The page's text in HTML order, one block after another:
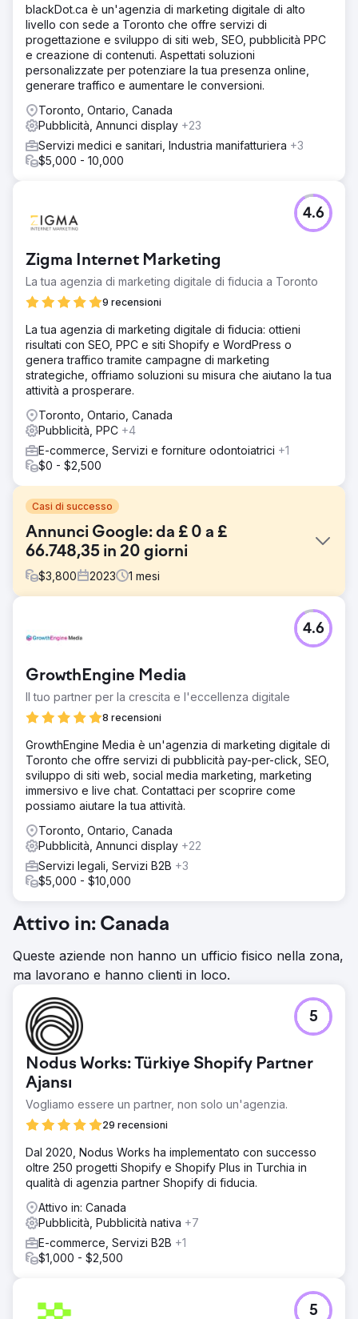
blackDot.ca è un'agenzia di marketing digitale di alto
livello con sede a Toronto che offre servizi di
progettazione e sviluppo di siti web, SEO, pubblicità PPC
e creazione di contenuti. Aspettati soluzioni
personalizzate per potenziare la tua presenza online,
generare traffico e aumentare le conversioni.
Toronto, Ontario, Canada
Pubblicità, Annunci display +23
Servizi medici e sanitari, Industria manifatturiera +3
$5,000 - 10,000
Zigma Internet Marketing
La tua agenzia di marketing digitale di fiducia a Toronto
9 recensioni
4.6
La tua agenzia di marketing digitale di fiducia: ottieni
risultati con SEO, PPC e siti Shopify e WordPress o
genera traffico tramite campagne di marketing
strategiche, offriamo soluzioni su misura che aiutano la tua
attività a prosperare.
Toronto, Ontario, Canada
Pubblicità, PPC +4
E-commerce, Servizi e forniture odontoiatrici +1
$0 - $2,500
Casi di successo
Annunci Google: da £ 0 a £
66.748,35 in 20 giorni
$3,800 2023 1 mesi
Prima della campagna Google Ads, l'azienda di eventi
lottava con scarsa visibilità, traffico organico limitato, forte
dovuto affrontare sfide mirate al pubblico giusto, una
generazione di lead incoerente e difficoltà nel misurare il
ROI. Con l'industria degli eventi
Prima di Google Ads: The Events Company aveva scarsa
visibilità nelle ricerche, traffico organico limitato, forti
concorrenti, problemi di budget e lead incoerenti. Dopo
Google Ads: migliore presenza sul mercato, traffico mirato
e aumento delle conversioni.
Risultato
Dopo aver implementato Google Ads, l'azienda di eventi
ha riscontrato una maggiore importanza sul mercato, un
aumento del traffico mirato, un aumento delle conversioni,
settore, ottenendo un vantaggio competitivo.
Vai alla pagina agenzia
GrowthEngine Media
Il tuo partner per la crescita e l'eccellenza digitale
8 recensioni
4.6
GrowthEngine Media è un'agenzia di marketing digitale di
Toronto che offre servizi di pubblicità pay-per-click, SEO,
sviluppo di siti web, social media marketing, marketing
immersivo e live chat. Contattaci per scoprire come
possiamo aiutare la tua attività.
Toronto, Ontario, Canada
Pubblicità, Annunci display +22
Servizi legali, Servizi B2B +3
$5,000 - $10,000
Attivo in: Canada
Queste aziende non hanno un ufficio fisico nella zona,
ma lavorano e hanno clienti in loco.
Nodus Works: Türkiye Shopify Partner
Ajansı
Vogliamo essere un partner, non solo un'agenzia.
29 recensioni
5
Dal 2020, Nodus Works ha implementato con successo
oltre 250 progetti Shopify e Shopify Plus in Turchia in
qualità di agenzia partner Shopify di fiducia.
Attivo in: Canada
Pubblicità, Pubblicità nativa +7
E-commerce, Servizi B2B +1
$1,000 - $2,500
5